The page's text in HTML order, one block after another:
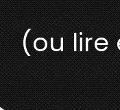
(ou lire